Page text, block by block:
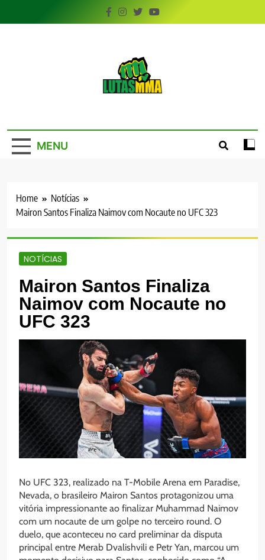
to
MENU
Home
Notícias
Mairon Santos Finaliza Naimov com Nocaute no UFC 323
NOTÍCIAS
Mairon Santos Finaliza
Naimov com Nocaute no
UFC 323
No UFC 323, realizado na T-Mobile Arena em Paradise,
Nevada, o brasileiro Mairon Santos protagonizou uma
vitória impressionante ao finalizar Muhammad Naimov
com um nocaute de um golpe no terceiro round. O
duelo, que aconteceu no card preliminar da disputa
principal entre Merab Dvalishvili e Petr Yan, marcou um